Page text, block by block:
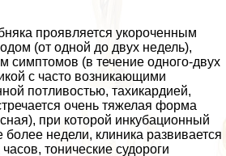
проявляется укороченным
(от одной до двух недель),
симптомов (в течение одного-двух
с часто возникающими
потливостью, тахикардией,
очень тяжелая форма
при которой инкубационный
более недели, клиника развивается
тонические судороги